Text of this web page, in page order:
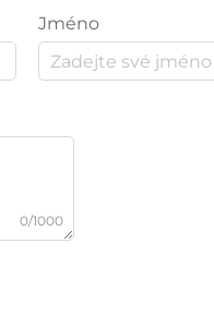
Jméno
0/1000